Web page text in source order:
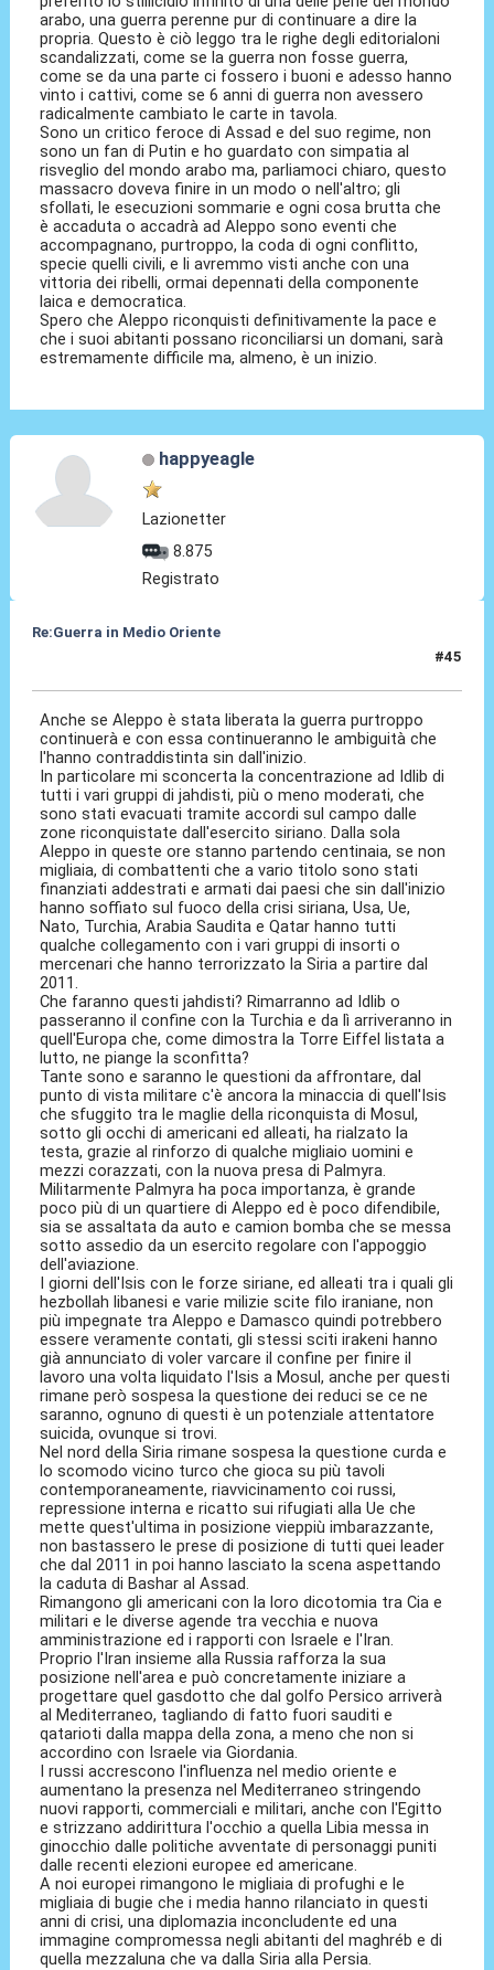
arabo, una guerra perenne pur di continuare a dire la
propria. Questo è ciò leggo tra le righe degli editorialoni
scandalizzati, come se la guerra non fosse guerra,
come se da una parte ci fossero i buoni e adesso hanno
vinto i cattivi, come se 6 anni di guerra non avessero
radicalmente cambiato le carte in tavola.
Sono un critico feroce di Assad e del suo regime, non
sono un fan di Putin e ho guardato con simpatia al
risveglio del mondo arabo ma, parliamoci chiaro, questo
massacro doveva finire in un modo o nell'altro; gli
sfollati, le esecuzioni sommarie e ogni cosa brutta che
è accaduta o accadrà ad Aleppo sono eventi che
accompagnano, purtroppo, la coda di ogni conflitto,
specie quelli civili, e li avremmo visti anche con una
vittoria dei ribelli, ormai depennati della componente
laica e democratica.
Spero che Aleppo riconquisti definitivamente la pace e
che i suoi abitanti possano riconciliarsi un domani, sarà
estremamente difficile ma, almeno, è un inizio.
happyeagle
Lazionetter
8.875
Registrato
Re:Guerra in Medio Oriente
#45
Anche se Aleppo è stata liberata la guerra purtroppo
continuerà e con essa continueranno le ambiguità che
l'hanno contraddistinta sin dall'inizio.
In particolare mi sconcerta la concentrazione ad Idlib di
tutti i vari gruppi di jahdisti, più o meno moderati, che
sono stati evacuati tramite accordi sul campo dalle
zone riconquistate dall'esercito siriano. Dalla sola
Aleppo in queste ore stanno partendo centinaia, se non
migliaia, di combattenti che a vario titolo sono stati
finanziati addestrati e armati dai paesi che sin dall'inizio
hanno soffiato sul fuoco della crisi siriana, Usa, Ue,
Nato, Turchia, Arabia Saudita e Qatar hanno tutti
qualche collegamento con i vari gruppi di insorti o
mercenari che hanno terrorizzato la Siria a partire dal
2011.
Che faranno questi jahdisti? Rimarranno ad Idlib o
passeranno il confine con la Turchia e da lì arriveranno in
quell'Europa che, come dimostra la Torre Eiffel listata a
lutto, ne piange la sconfitta?
Tante sono e saranno le questioni da affrontare, dal
punto di vista militare c'è ancora la minaccia di quell'Isis
che sfuggito tra le maglie della riconquista di Mosul,
sotto gli occhi di americani ed alleati, ha rialzato la
testa, grazie al rinforzo di qualche migliaio uomini e
mezzi corazzati, con la nuova presa di Palmyra.
Militarmente Palmyra ha poca importanza, è grande
poco più di un quartiere di Aleppo ed è poco difendibile,
sia se assaltata da auto e camion bomba che se messa
sotto assedio da un esercito regolare con l'appoggio
dell'aviazione.
I giorni dell'Isis con le forze siriane, ed alleati tra i quali gli
hezbollah libanesi e varie milizie scite filo iraniane, non
più impegnate tra Aleppo e Damasco quindi potrebbero
essere veramente contati, gli stessi sciti irakeni hanno
già annunciato di voler varcare il confine per finire il
lavoro una volta liquidato l'Isis a Mosul, anche per questi
rimane però sospesa la questione dei reduci se ce ne
saranno, ognuno di questi è un potenziale attentatore
suicida, ovunque si trovi.
Nel nord della Siria rimane sospesa la questione curda e
lo scomodo vicino turco che gioca su più tavoli
contemporaneamente, riavvicinamento coi russi,
repressione interna e ricatto sui rifugiati alla Ue che
mette quest'ultima in posizione vieppiù imbarazzante,
non bastassero le prese di posizione di tutti quei leader
che dal 2011 in poi hanno lasciato la scena aspettando
la caduta di Bashar al Assad.
Rimangono gli americani con la loro dicotomia tra Cia e
militari e le diverse agende tra vecchia e nuova
amministrazione ed i rapporti con Israele e l'Iran.
Proprio l'Iran insieme alla Russia rafforza la sua
posizione nell'area e può concretamente iniziare a
progettare quel gasdotto che dal golfo Persico arriverà
al Mediterraneo, tagliando di fatto fuori sauditi e
qatarioti dalla mappa della zona, a meno che non si
accordino con Israele via Giordania.
I russi accrescono l'influenza nel medio oriente e
aumentano la presenza nel Mediterraneo stringendo
nuovi rapporti, commerciali e militari, anche con l'Egitto
e strizzano addirittura l'occhio a quella Libia messa in
ginocchio dalle politiche avventate di personaggi puniti
dalle recenti elezioni europee ed americane.
A noi europei rimangono le migliaia di profughi e le
migliaia di bugie che i media hanno rilanciato in questi
anni di crisi, una diplomazia inconcludente ed una
immagine compromessa negli abitanti del maghréb e di
quella mezzaluna che va dalla Siria alla Persia.